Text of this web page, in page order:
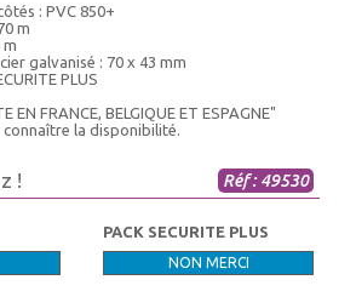
: PVC 850+
m
m
galvanisé : 70 x 43 mm
PLUS
EN FRANCE, BELGIQUE ET ESPAGNE"
la disponibilité.
! Réf : 49530
PACK SECURITE PLUS
NON MERCI